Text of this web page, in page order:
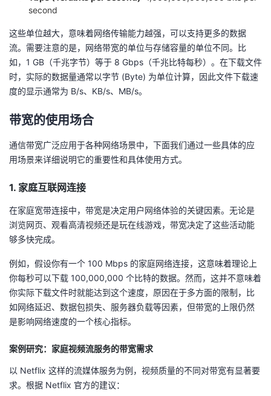
课
程
的
认
我
的
我
藏
术
支
云
声
second
这些单位越大，意味着网络传输能力越强，可以支持更多的数据
流。需要注意的是，网络带宽的单位与存储容量的单位不同。比
如，1 GB（千兆字节）等于 8 Gbps（千兆比特每秒）。在下载文件
时，实际的数据量通常以字节 (Byte) 为单位计算，因此文件下载速
度的显示通常为 B/s、KB/s、MB/s。
带宽的使用场合
通信带宽广泛应用于各种网络场景中，下面我们通过一些具体的应
用场景来详细说明它的重要性和具体使用方式。
1. 家庭互联网连接
在家庭宽带连接中，带宽是决定用户网络体验的关键因素。无论是
浏览网页、观看高清视频还是玩在线游戏，带宽决定了这些活动能
够多快完成。
例如，假设你有一个 100 Mbps 的家庭网络连接，这意味着理论上
你每秒可以下载 100,000,000 个比特的数据。然而，这并不意味着
你实际下载文件时就能达到这个速度，原因在于多方面的限制，比
如网络延迟、数据包损失、服务器负载等因素，但带宽的上限仍然
是影响网络速度的一个核心指标。
案例研究：家庭视频流服务的带宽需求
以 Netflix 这样的流媒体服务为例，视频质量的不同对带宽有显著要
求。根据 Netflix 官方的建议：